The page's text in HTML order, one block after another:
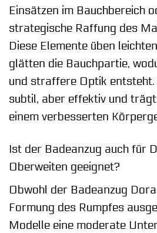
Einsätzen im Bauchbereich
strategische Raffung des
Diese Elemente üben
glätten die Bauchpartie,
und straffere Optik
subtil, aber effektiv und
einem verbesserten
Ist der Badeanzug auch für
Oberweiten geeignet?
Obwohl der Badeanzug
Formung des Rumpfes
Modelle eine moderate